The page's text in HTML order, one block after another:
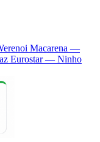
Macarena —
Eurostar — Ninho